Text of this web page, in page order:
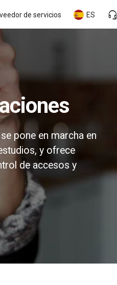
headset_mic
ES
de servicios
pone en marcha en
y ofrece
de accesos y